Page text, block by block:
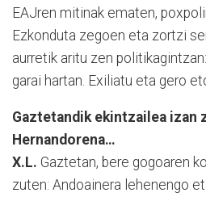
EAJren mitinak ematen,
Ezkonduta zegoen eta zortzi
aurretik aritu zen
garai hartan. Exiliatu eta gero
Gaztetandik ekintzailea izan
Hernandorena…
X.L. Gaztetan, bere gogoaren
zuten: Andoainera lehenengo